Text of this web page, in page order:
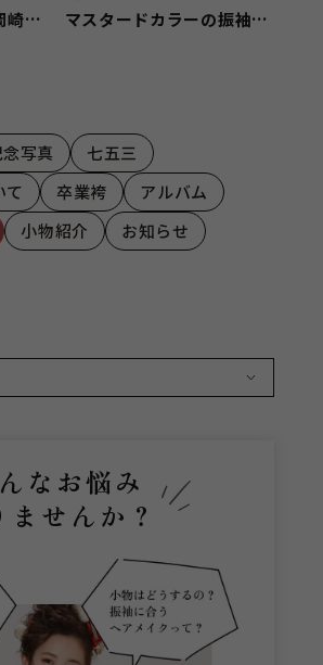
崎
マスタードカラーの振袖が
写真
七五三
て
卒業袴
アルバム
小物紹介 お知らせ
なお悩み
ませんか？